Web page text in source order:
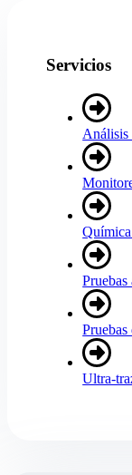
Servicios
Análisis
Pruebas
Ultra-